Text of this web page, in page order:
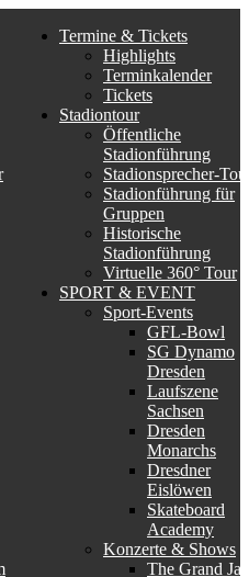
Termine & Tickets
Highlights
Terminkalender
Tickets
Stadiontour
Öffentliche
Stadionführung
Stadionsprecher-
Stadionführung für
Gruppen
Historische
Stadionführung
Virtuelle 360° Tour
SPORT & EVENT
Sport-Events
GFL-Bowl
SG Dynamo
Dresden
Laufszene
Sachsen
Dresden
Monarchs
Dresdner
Eislöwen
Skateboard
Academy
Konzerte & Shows
The Grand